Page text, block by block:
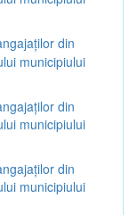
din
municipiului
din
municipiului
din
municipiului